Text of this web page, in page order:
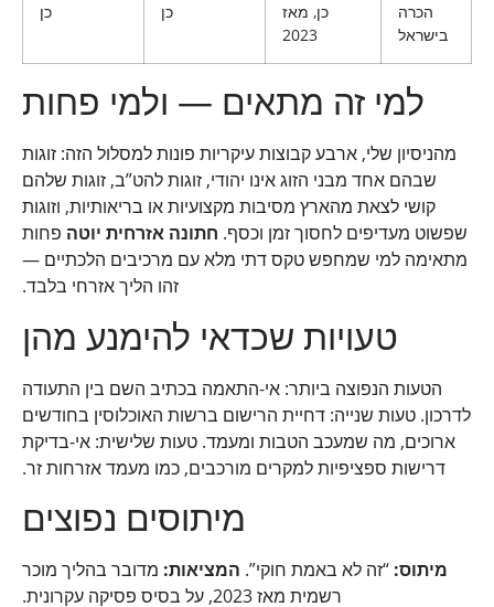
הכרה
בישראל
כן, מאז
2023
למי זה מתאים — ולמי פחות
מהניסיון שלי, ארבע קבוצות עיקריות פונות למסלול הזה: זוגות
שבהם אחד מבני הזוג אינו יהודי, זוגות להט”ב, זוגות שלהם
קושי לצאת מהארץ מסיבות מקצועיות או בריאותיות, וזוגות
שפשוט מעדיפים לחסוך זמן וכסף.חתונה אזרחית יוטהפחות
מתאימה למי שמחפש טקס דתי מלא עם מרכיבים הלכתיים —
זהו הליך אזרחי בלבד.
טעויות שכדאי להימנע מהן
הטעות הנפוצה ביותר: אי-התאמה בכתיב השם בין התעודה
לדרכון. טעות שנייה: דחיית הרישום ברשות האוכלוסין בחודשים
ארוכים, מה שמעכב הטבות ומעמד. טעות שלישית: אי-בדיקת
דרישות ספציפיות למקרים מורכבים, כמו מעמד אזרחות זר.
מיתוסים נפוצים
מיתוס:“זה לא באמת חוקי”.המציאות:מדובר בהליך מוכר
רשמית מאז 2023, על בסיס פסיקה עקרונית.